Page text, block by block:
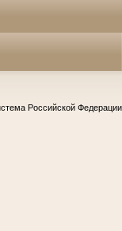
Российской